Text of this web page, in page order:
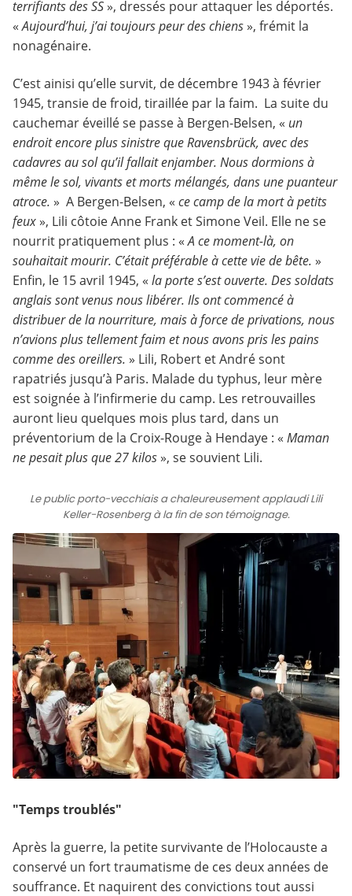
terrifiants des SS», dressés pour attaquer les déportés.
«Aujourd’hui, j’ai toujours peur des chiens», frémit la
nonagénaire.
C’est ainisi qu’elle survit, de décembre 1943 à février
1945, transie de froid, tiraillée par la faim. La suite du
cauchemar éveillé se passe à Bergen-Belsen, « un
endroit encore plus sinistre que Ravensbrück, avec des
cadavres au sol qu’il fallait enjamber. Nous dormions à
même le sol, vivants et morts mélangés, dans une puanteur
atroce. » A Bergen-Belsen, « ce camp de la mort à petits
feux», Lili côtoie Anne Frank et Simone Veil. Elle ne se
nourrit pratiquement plus : «A ce moment-là, on
souhaitait mourir. C’était préférable à cette vie de bête. »
Enfin, le 15 avril 1945, « la porte s’est ouverte. Des soldats
anglais sont venus nous libérer. Ils ont commencé à
distribuer de la nourriture, mais à force de privations, nous
n’avions plus tellement faim et nous avons pris les pains
comme des oreillers. » Lili, Robert et André sont
rapatriés jusqu’à Paris. Malade du typhus, leur mère
est soignée à l’infirmerie du camp. Les retrouvailles
auront lieu quelques mois plus tard, dans un
préventorium de la Croix-Rouge à Hendaye : « Maman
ne pesait plus que 27 kilos», se souvient Lili.
Le public porto-vecchiais a chaleureusement applaudi Lili
Keller-Rosenberg à la fin de son témoignage.
"Temps troublés"
Après la guerre, la petite survivante de l’Holocauste a
conservé un fort traumatisme de ces deux années de
souffrance. Et naquirent des convictions tout aussi